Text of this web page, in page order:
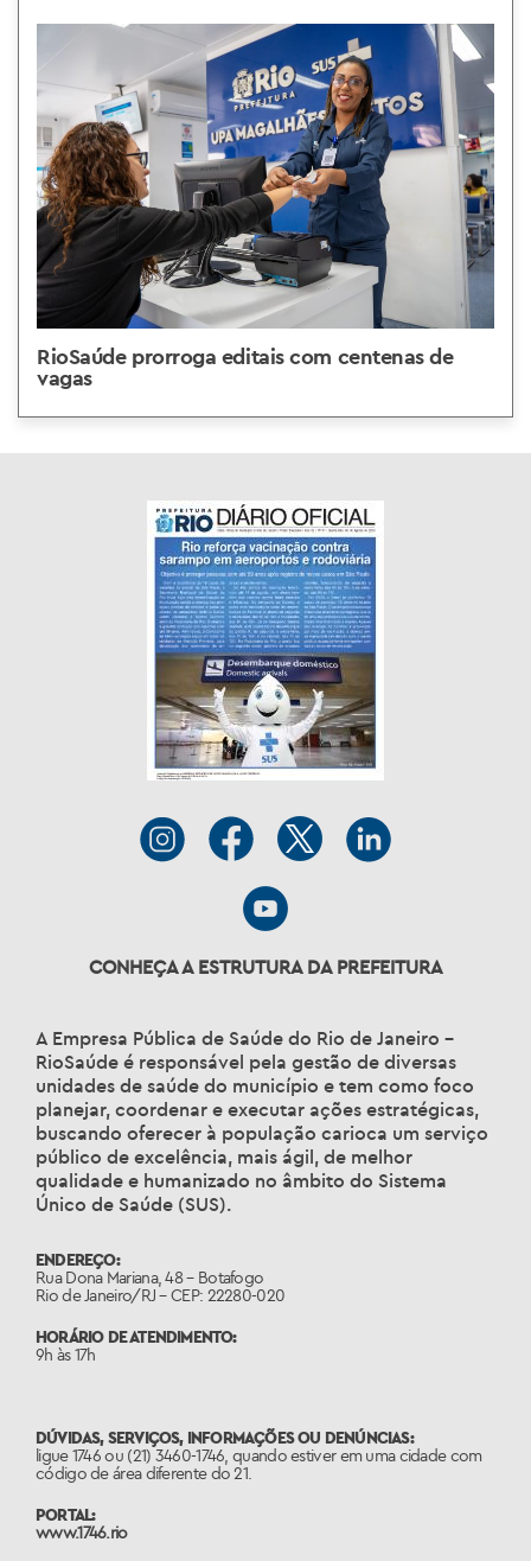
RioSaúde prorroga editais com centenas de
vagas
CONHEÇA A ESTRUTURA DA PREFEITURA
A Empresa Pública de Saúde do Rio de Janeiro –
RioSaúde é responsável pela gestão de diversas
unidades de saúde do município e tem como foco
planejar, coordenar e executar ações estratégicas,
buscando oferecer à população carioca um serviço
público de excelência, mais ágil, de melhor
qualidade e humanizado no âmbito do Sistema
Único de Saúde (SUS).
ENDEREÇO:
Rua Dona Mariana, 48 – Botafogo
Rio de Janeiro/RJ – CEP: 22280-020
HORÁRIO DE ATENDIMENTO:
9h às 17h
DÚVIDAS, SERVIÇOS, INFORMAÇÕES OU DENÚNCIAS:
ligue 1746 ou (21) 3460-1746, quando estiver em uma cidade com
código de área diferente do 21.
PORTAL:
www.1746.rio